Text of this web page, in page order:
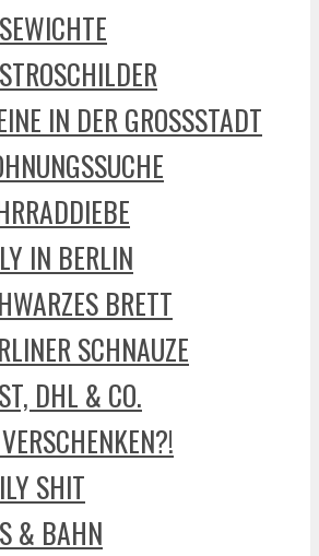
IN DER GROSSSTADT
IN BERLIN
BRETT
SCHNAUZE
DHL & CO.
SHIT
& BAHN